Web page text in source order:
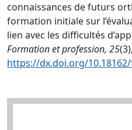
connaissances de futurs
formation initiale sur
lien avec les difficultés
Formation et profession, 25
https://dx.doi.org/